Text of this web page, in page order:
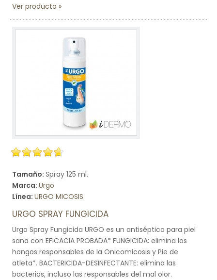
Ver producto
Tamaño: Spray 125 ml.
Marca: Urgo
Línea: URGO MICOSIS
URGO SPRAY FUNGICIDA
Urgo Spray Fungicida URGO es un antiséptico para piel
sana con EFICACIA PROBADA* FUNGICIDA: elimina los
hongos responsables de la Onicomicosis y Pie de
atleta*. BACTERICIDA-DESINFECTANTE: elimina las
bacterias, incluso las responsables del mal olor.